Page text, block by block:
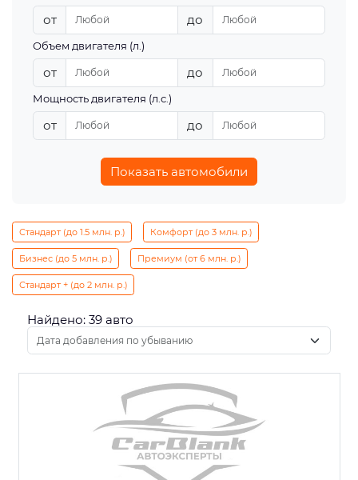
от до
Объем двигателя (л.)
от до
Мощность двигателя (л.с.)
от до
Показать автомобили
Стандарт (до 1.5 млн. р.) Комфорт (до 3 млн. р.)
Бизнес (до 5 млн. р.) Премиум (от 6 млн. р.)
Стандарт + (до 2 млн. р.)
Найдено: 39 авто